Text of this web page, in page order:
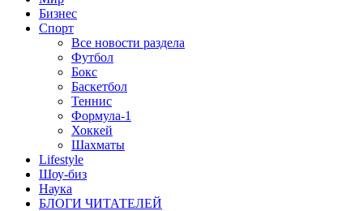
Бизнес
Спорт
Все новости раздела
Футбол
Бокс
Баскетбол
Теннис
Формула-1
Хоккей
Шахматы
Lifestyle
Шоу-биз
Наука
БЛОГИ ЧИТАТЕЛЕЙ